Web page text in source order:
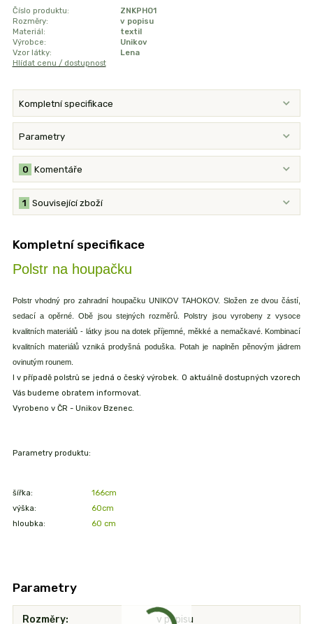
Číslo produktu:
ZNKPHO1
Rozměry:
v popisu
Materiál:
textil
Výrobce:
Unikov
Vzor látky:
Lena
Hlídat cenu / dostupnost
Kompletní specifikace
Parametry
Komentáře
0
Související zboží
1
Kompletní specifikace
Polstr na houpačku
Polstr vhodný pro zahradní houpačku UNIKOV TAHOKOV. Složen ze dvou částí,
sedací a opěrné. Obě jsou stejných rozměrů. Polstry jsou vyrobeny z vysoce
kvalitních materiálů - látky jsou na dotek příjemné, měkké a nemačkavé. Kombinací
kvalitních materiálů vzniká prodyšná poduška. Potah je naplněn pěnovým jádrem
ovinutým rounem.
I v případě polstrů se jedná o český výrobek. O aktuálně dostupných vzorech
Vás budeme obratem informovat.
Vyrobeno v ČR - Unikov Bzenec.
Parametry produktu:
šířka:
166cm
výška:
60cm
hloubka:
60 cm
Parametry
Rozměry v popisu